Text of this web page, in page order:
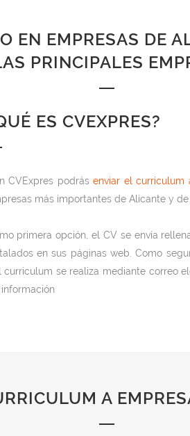
EN EMPRESAS DE
PRINCIPALES
ES CVEXPRES?
CVExpres podrásenviar el curriculum
más importantes de Alicante y
primera opción, el CV se envía
en sus páginas web. Como
curriculum se realiza mediante correo
A